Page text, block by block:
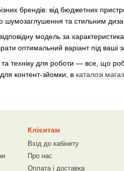
брендів: від бюджетних
шумозаглушення та стильним
модель за
оптимальний варіант під ваші
та техніку для роботи — все, що
контент-зйомки, в каталозі
Клієнтам
Вхід до кабінету
Про нас
Оплата і доставка